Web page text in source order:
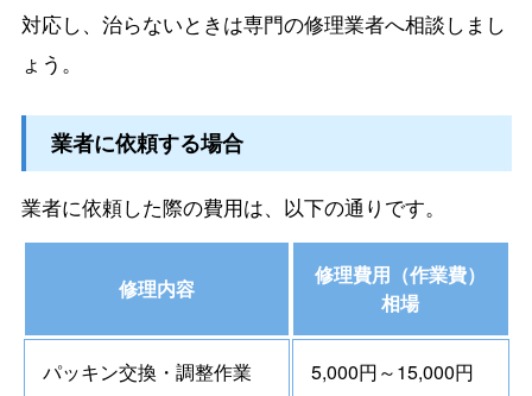
対応し、治らないときは専門の修理業者へ相談しまし
ょう。
業者に依頼する場合
業者に依頼した際の費用は、以下の通りです。
修理内容
修理費用（作業費）
相場
パッキン交換・調整作業 5,000円～15,000円